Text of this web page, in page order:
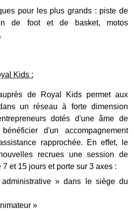
pour les plus grands : piste de
de foot et de basket, motos
Kids :
de Royal Kids permet aux
un réseau à forte dimension
dotés d'une âme de
d'un accompagnement
rapprochée. En effet, le
recrues une session de
et 15 jours et porte sur 3 axes :
» dans le siège du
»